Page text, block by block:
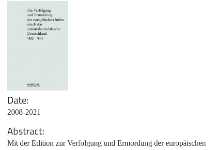
Date
2008-2021
Abstract
Mit der Edition zur Verfolgung und Ermordung der europäischen